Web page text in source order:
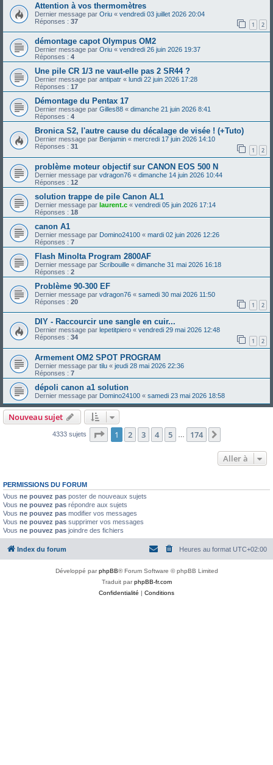
Attention à vos thermomètres
Dernier message par Oriu « vendredi 03 juillet 2026 20:04
Réponses : 37 1 2
démontage capot Olympus OM2
Dernier message par Oriu « vendredi 26 juin 2026 19:37
Réponses : 4
Une pile CR 1/3 ne vaut-elle pas 2 SR44 ?
Dernier message par antipatr « lundi 22 juin 2026 17:28
Réponses : 17
Démontage du Pentax 17
Dernier message par Gilles88 « dimanche 21 juin 2026 8:41
Réponses : 4
Bronica S2, l'autre cause du décalage de visée ! (+Tuto)
Dernier message par Benjamin « mercredi 17 juin 2026 14:10
Réponses : 31 1 2
problème moteur objectif sur CANON EOS 500 N
Dernier message par vdragon76 « dimanche 14 juin 2026 10:44
Réponses : 12
solution trappe de pile Canon AL1
Dernier message par laurent.c « vendredi 05 juin 2026 17:14
Réponses : 18
canon A1
Dernier message par Domino24100 « mardi 02 juin 2026 12:26
Réponses : 7
Flash Minolta Program 2800AF
Dernier message par Scribouille « dimanche 31 mai 2026 16:18
Réponses : 2
Problème 90-300 EF
Dernier message par vdragon76 « samedi 30 mai 2026 11:50
Réponses : 20 1 2
DIY - Raccourcir une sangle en cuir...
Dernier message par lepetitpiero « vendredi 29 mai 2026 12:48
Réponses : 34 1 2
Armement OM2 SPOT PROGRAM
Dernier message par tilu « jeudi 28 mai 2026 22:36
Réponses : 7
dépoli canon a1 solution
Dernier message par Domino24100 « samedi 23 mai 2026 18:58
Nouveau sujet
4333 sujets Page 1sur174
1 2 3 4 5 174
Aller à
PERMISSIONS DU FORUM
Vous ne pouvez pas poster de nouveaux sujets
Vous ne pouvez pas répondre aux sujets
Vous ne pouvez pas modifier vos messages
Vous ne pouvez pas supprimer vos messages
Vous ne pouvez pas joindre des fichiers
Index du forum Heures au format UTC+02:00
Développé parphpBB® Forum Software © phpBB Limited
Traduit parphpBB-fr.com
Confidentialité | Conditions